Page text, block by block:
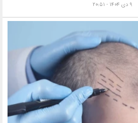
۹ دی ۱۴۰۴ - ۲۰:۵۱